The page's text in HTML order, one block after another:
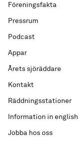
Föreningsfakta
Pressrum
Podcast
Appar
Årets sjöräddare
Kontakt
Räddningsstationer
Information in english
Jobba hos oss